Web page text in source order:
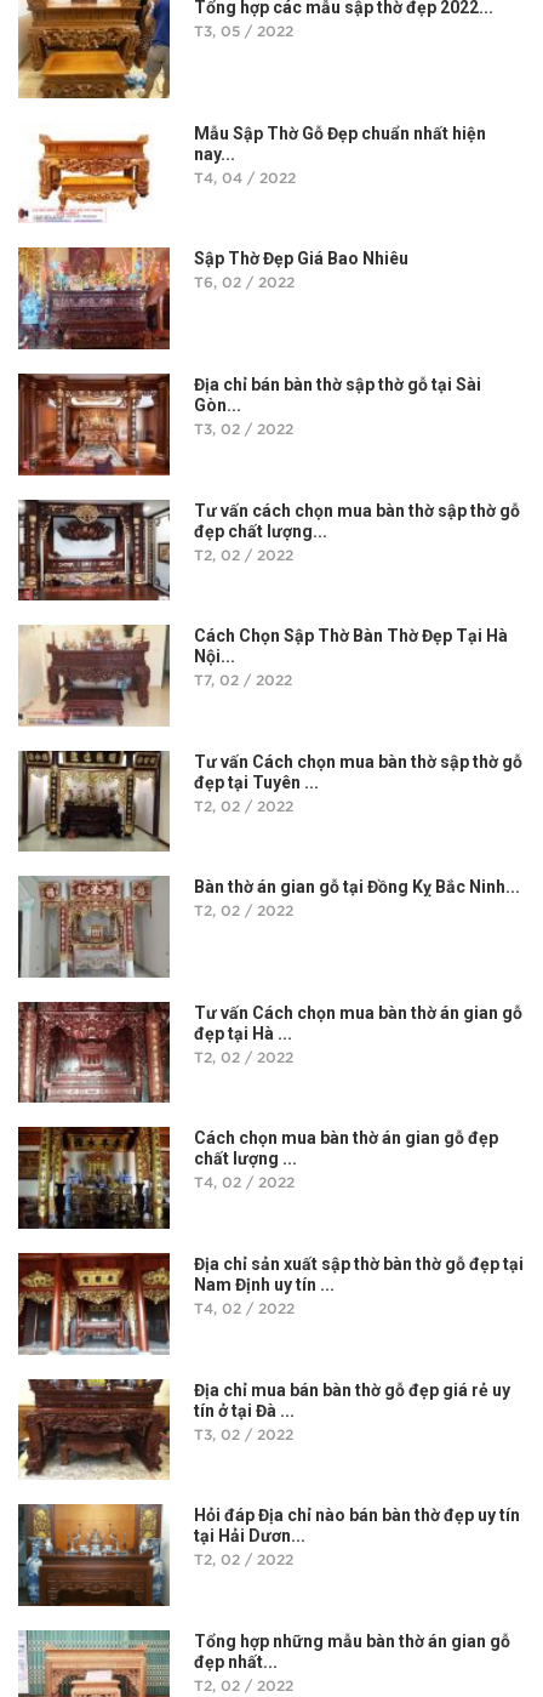
Tổng hợp các mẫu sập thờ đẹp 2022...
T3, 05 / 2022
Mẫu Sập Thờ Gỗ Đẹp chuẩn nhất hiện
nay...
T4, 04 / 2022
Sập Thờ Đẹp Giá Bao Nhiêu
T6, 02 / 2022
Địa chỉ bán bàn thờ sập thờ gỗ tại Sài
Gòn...
T3, 02 / 2022
Tư vấn cách chọn mua bàn thờ sập thờ gỗ
đẹp chất lượng...
T2, 02 / 2022
Cách Chọn Sập Thờ Bàn Thờ Đẹp Tại Hà
Nội...
T7, 02 / 2022
Tư vấn Cách chọn mua bàn thờ sập thờ gỗ
đẹp tại Tuyên ...
T2, 02 / 2022
Bàn thờ án gian gỗ tại Đồng Kỵ Bắc Ninh...
T2, 02 / 2022
Tư vấn Cách chọn mua bàn thờ án gian gỗ
đẹp tại Hà ...
T2, 02 / 2022
Cách chọn mua bàn thờ án gian gỗ đẹp
chất lượng ...
T4, 02 / 2022
Địa chỉ sản xuất sập thờ bàn thờ gỗ đẹp tại
Nam Định uy tín ...
T4, 02 / 2022
Địa chỉ mua bán bàn thờ gỗ đẹp giá rẻ uy
tín ở tại Đà ...
T3, 02 / 2022
Hỏi đáp Địa chỉ nào bán bàn thờ đẹp uy tín
tại Hải Dươn...
T2, 02 / 2022
Tổng hợp những mẫu bàn thờ án gian gỗ
đẹp nhất...
T2, 02 / 2022